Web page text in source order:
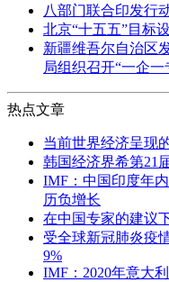
八部门联合印发行
北京“十五五”目标
新疆维吾尔自治区
局组织召开“一企
热点文章
当前世界经济呈现
韩国经济界希第21
IMF：中国印度年
历负增长
在中国专家的建议
受全球新冠肺炎疫
9%
IMF：2020年意大